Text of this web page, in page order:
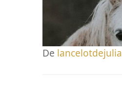
De lancelotdejulia